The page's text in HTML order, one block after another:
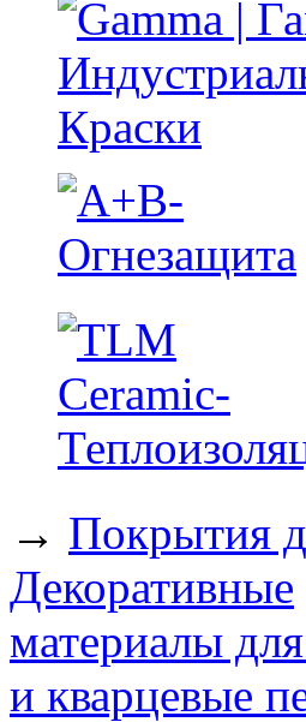
→ Покрытия
Декоративные
материалы
и кварцевые